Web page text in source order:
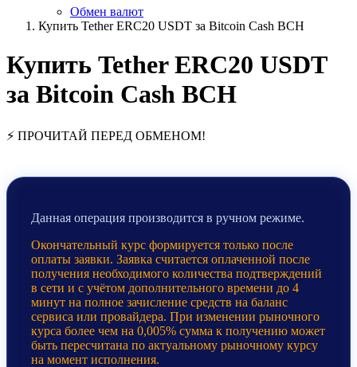
Обмен валют
Купить Tether ERC20 USDT за Bitcoin Cash BCH
Купить Tether ERC20 USDT
за Bitcoin Cash BCH
⚡ ПРОЧИТАЙ ПЕРЕД ОБМЕНОМ!
Данная операция производится в ручном режиме.
Окончательный курс формируется только после
оплаты заявки. Заявка считается оплаченной после
получения необходимого количества подтверждений
в сети и с учётом дополнительного времени до 4
минут на полное зачисление средств на баланс
сервиса или провайдера. При изменении рыночного
курса более чем на 0,005% сумма к получению может
быть пересчитана по актуальному рыночному курсу
на момент исполнения.